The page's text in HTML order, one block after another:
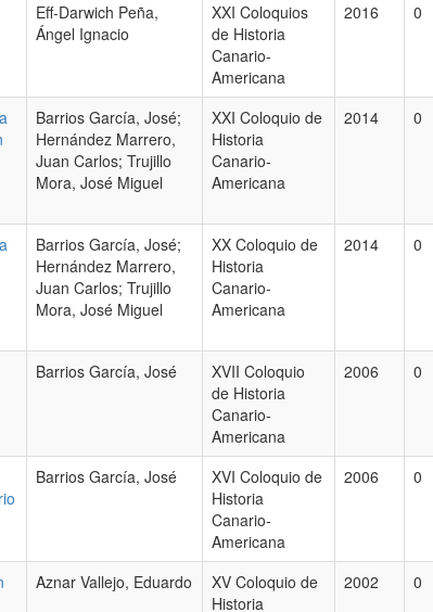
Eff-Darwich Peña,
Ángel Ignacio
XXI Coloquios
de Historia
Canario-
Americana
2016 0
Barrios García, José;
Hernández Marrero,
Juan Carlos; Trujillo
Mora, José Miguel
XXI Coloquio de
Historia
Canario-
Americana
2014 0
Barrios García, José;
Hernández Marrero,
Juan Carlos; Trujillo
Mora, José Miguel
XX Coloquio de
Historia
Canario-
Americana
2014 0
Barrios García, José
XVII Coloquio
de Historia
Canario-
Americana
2006 0
Barrios García, José
XVI Coloquio de
Historia
Canario-
Americana
2006 0
Aznar Vallejo, Eduardo
XV Coloquio de
Historia
2002 0